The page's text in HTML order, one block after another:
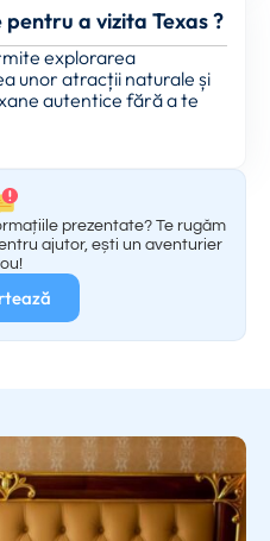
a vizita Texas ?
explorarea
unor atracții naturale și
autentice fără a te
prezentate? Te rugăm
ajutor, ești un aventurier